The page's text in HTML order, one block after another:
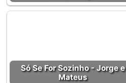
Só Se For Sozinho - Jorge e
Mateus